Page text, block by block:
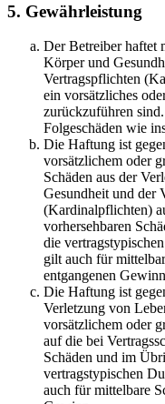
5. Gewährleistung
Der Betreiber haftet
Körper und
Vertragspflichten
ein vorsätzliches
zurückzuführen
Folgeschäden wie
Die Haftung ist
vorsätzlichem oder
Schäden aus der
Gesundheit und der
(Kardinalpflichten)
vorhersehbaren
die
gilt auch für
entgangenen
Die Haftung ist
Verletzung von
vorsätzlichem oder
auf die bei
Schäden und im
vertragstypischen
auch für mittelbare